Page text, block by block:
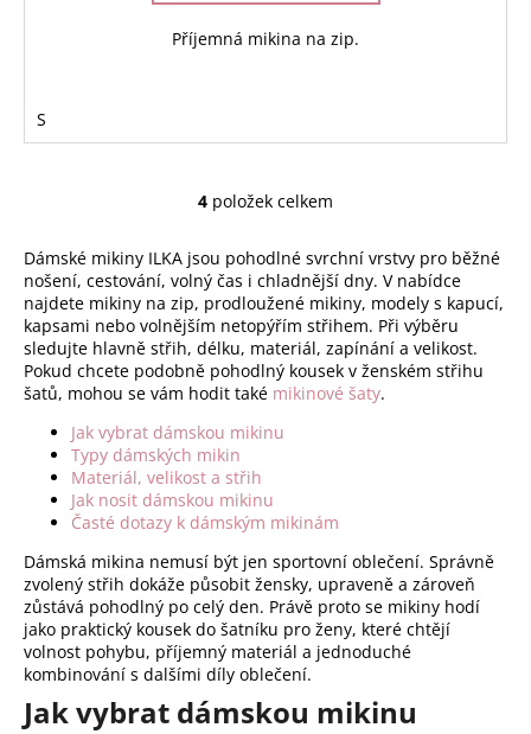
Příjemná mikina na zip.
S
O
l
á
d
a
c
í
p
r
k
y
v
ý
p
i
s
u
4 položek celkem
Dámské mikiny ILKA jsou pohodlné svrchní vrstvy pro běžné
nošení, cestování, volný čas i chladnější dny. V nabídce
najdete mikiny na zip, prodloužené mikiny, modely s kapucí,
kapsami nebo volnějším netopýřím střihem. Při výběru
sledujte hlavně střih, délku, materiál, zapínání a velikost.
Pokud chcete podobně pohodlný kousek v ženském střihu
šatů, mohou se vám hodit také mikinové šaty.
Jak vybrat dámskou mikinu
Typy dámských mikin
Materiál, velikost a střih
Jak nosit dámskou mikinu
Časté dotazy k dámským mikinám
Dámská mikina nemusí být jen sportovní oblečení. Správně
zvolený střih dokáže působit žensky, upraveně a zároveň
zůstává pohodlný po celý den. Právě proto se mikiny hodí
jako praktický kousek do šatníku pro ženy, které chtějí
volnost pohybu, příjemný materiál a jednoduché
kombinování s dalšími díly oblečení.
Jak vybrat dámskou mikinu